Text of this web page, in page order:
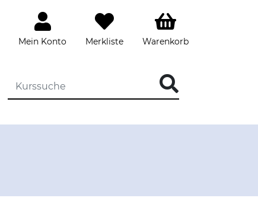
Mein Konto Merkliste Warenkorb